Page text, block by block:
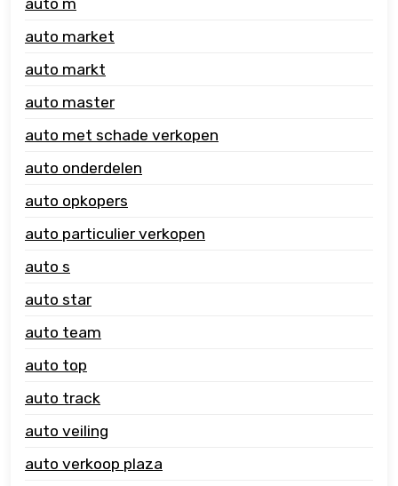
auto market
auto markt
auto master
auto met schade verkopen
auto onderdelen
auto opkopers
auto particulier verkopen
auto s
auto star
auto team
auto top
auto track
auto veiling
auto verkoop plaza